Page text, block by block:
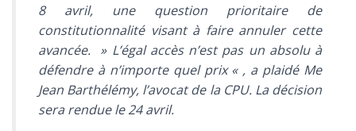
8 avril, une question prioritaire de
constitutionnalité visant à faire annuler cette
avancée. » L’égal accès n’est pas un absolu à
défendre à n’importe quel prix « , a plaidé Me
Jean Barthélémy, l’avocat de la CPU. La décision
sera rendue le 24 avril.